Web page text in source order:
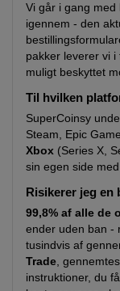
Vi går i gang
igennem - den
pakker leverer vi
muligt beskyttet
Til hvilken
SuperCoinsy
Steam, Epic
Xbox (Series X,
sin egen side
Risikerer jeg en
99,8% af alle de
ender uden ban -
tusindvis af
Trade ,
instruktioner, du